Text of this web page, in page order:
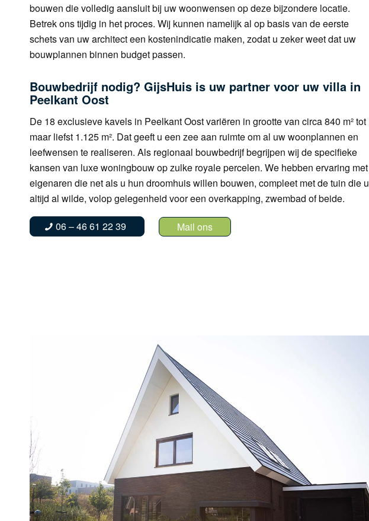
bouwen die volledig aansluit bij uw woonwensen op deze bijzondere locatie.
Betrek ons tijdig in het proces. Wij kunnen namelijk al op basis van de eerste
schets van uw architect een kostenindicatie maken, zodat u zeker weet dat uw
bouwplannen binnen budget passen.
Bouwbedrijf nodig? GijsHuis is uw partner voor uw villa in
Peelkant Oost
De 18 exclusieve kavels in Peelkant Oost variëren in grootte van circa 840 m² tot
maar liefst 1.125 m². Dat geeft u een zee aan ruimte om al uw woonplannen en
leefwensen te realiseren. Als regionaal bouwbedrijf begrijpen wij de specifieke
kansen van luxe woningbouw op zulke royale percelen. We hebben ervaring met
eigenaren die net als u hun droomhuis willen bouwen, compleet met de tuin die u
altijd al wilde, volop gelegenheid voor een overkapping, zwembad of beide.
06 – 46 61 22 39 Mail ons